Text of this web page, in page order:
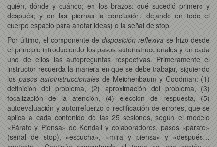
quién, dónde y cuándo; en los brazos: qué sucedió primero y
después; y en las piernas la conclusión, dejando en todo el
cuerpo espacio para anotar ideas) o la señal de stop.
Por último, el componente de disposición reflexiva se hizo desde
el principio introduciendo los pasos autoinstruccionales y en cada
uno de ellos las autopreguntas respectivas. Primeramente el
instructor recuerda la manera en que se debe trabajar, siguiendo
los pasos autoinstruccionales de Meichenbaum y Goodman: (1)
definición del problema, (2) aproximación del problema, (3)
focalización de la atención, (4) elección de respuesta, (5)
autoevaluación y autorrefuerzo o rectificación de errores, que se
aplica a cada contenido de las 25 sesiones, según el modelo
«Párate y Piensa» de Kendall y colaboradores, pasos «párate»
(señal de stop), «escucha», «mira y piensa» y «después…